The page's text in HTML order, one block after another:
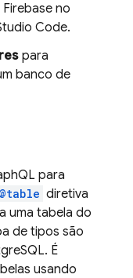
no
Code.
para
banco de
para
@table diretiva
uma tabela do
de tipos são
É
usando